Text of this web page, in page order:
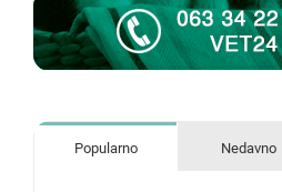
Popularno Nedavno